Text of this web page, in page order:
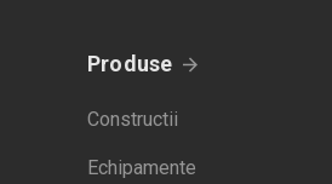
Produse
Constructii
Echipamente